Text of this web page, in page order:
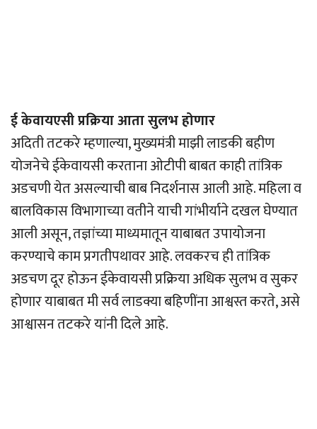
ई केवायएसी प्रक्रिया आता सुलभ होणार
अदिती तटकरे म्हणाल्या, मुख्यमंत्री माझी लाडकी बहीण
योजनेचे ईकेवायसी करताना ओटीपी बाबत काही तांत्रिक
अडचणी येत असल्याची बाब निदर्शनास आली आहे. महिला व
बालविकास विभागाच्या वतीने याची गांभीर्याने दखल घेण्यात
आली असून, तज्ञांच्या माध्यमातून याबाबत उपायोजना
करण्याचे काम प्रगतीपथावर आहे. लवकरच ही तांत्रिक
अडचण दूर होऊन ईकेवायसी प्रक्रिया अधिक सुलभ व सुकर
होणार याबाबत मी सर्व लाडक्या बहिणींना आश्वस्त करते, असे
आश्वासन तटकरे यांनी दिले आहे.